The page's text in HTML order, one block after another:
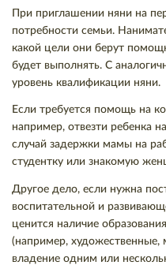
При приглашении няни на
потребности семьи.
какой цели они берут
будет выполнять. С
уровень квалификации няни.
Если требуется помощь на
например, отвезти ребенка
случай задержки мамы на
студентку или знакомую
Другое дело, если нужна
воспитательной и
ценится наличие
(например, художественные,
владение одним или